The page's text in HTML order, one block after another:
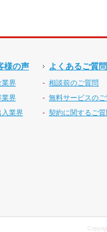
様の声
業界
業界
入業界
よくあるご質問
相談前のご質問
無料サービスのご
契約に関するご質